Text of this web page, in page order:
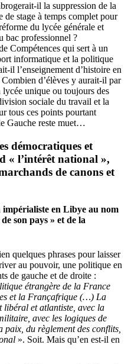
il la suppression de la
de stage à temps complet pour
du lycée générale et
bac professionnel ?
Compétences qui sert à un
informatique et la politique
il l’enseignement d’histoire en
d’élèves y aurait-il par
unique ou toujours des
sociale du travail et la
tous ces points pourtant
Gauche reste muet…
démocratiques et
« l’intérêt national »,
de canons et
en Libye au nom
son pays » et de la
quelques phrases pour laisser
au pouvoir, une politique en
de gauche et de droite :
étrangère de la France
et la Françafrique (…) La
libéral et atlantiste, avec la
avec les logiques de
paix, du règlement des conflits,
». Soit. Mais qu’en est-il en